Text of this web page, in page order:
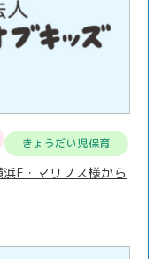
きょうだい児保育
F・マリノス様から